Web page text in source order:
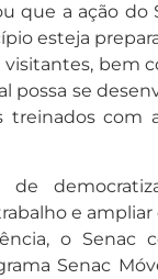
que a ação do
esteja
visitantes, bem
possa se
treinados com
de
e ampliar
o Senac
Senac